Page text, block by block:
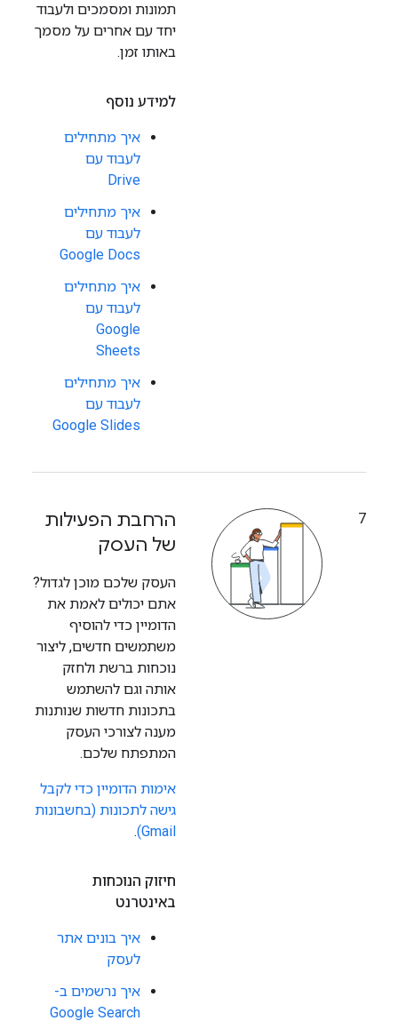
תמונות ומסמכים ולעבוד
יחד עם אחרים על מסמך
באותו זמן.
למידע נוסף
איך מתחילים
לעבוד עם
Drive
איך מתחילים
לעבוד עם
Google Docs
איך מתחילים
לעבוד עם
Google
Sheets
איך מתחילים
לעבוד עם
Google Slides
7
הרחבת הפעילות
של העסק
העסק שלכם מוכן לגדול?
אתם יכולים לאמת את
הדומיין כדי להוסיף
משתמשים חדשים, ליצור
נוכחות ברשת ולחזק
אותה וגם להשתמש
בתכונות חדשות שנותנות
מענה לצורכי העסק
המתפתח שלכם.
אימות הדומיין כדי לקבל
גישה לתכונות (בחשבונות
Gmail)
.
חיזוק הנוכחות
באינטרנט
איך בונים אתר
לעסק
איך נרשמים ב-
Google Search